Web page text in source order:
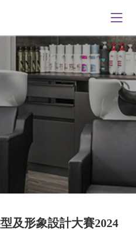
及形象設計大賽2024